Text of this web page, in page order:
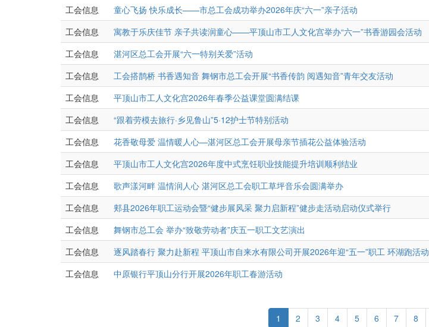
工会信息
童心飞扬 快乐成长——市总工会成功举办2026年庆“六一”亲子活动
工会信息
寓教于乐庆佳节 亲子共读润童心——平顶山市工人文化宫举办“六一”书香游园会活动
工会信息
湛河区总工会开展“六一特别关爱”活动
工会信息
工会搭鹊桥 书香遇知音 舞钢市总工会开展“书香传韵 阅遇知音”青年交友活动
工会信息
平顶山市工人文化宫2026年春季公益课堂圆满结课
工会信息
“跟着劳模去旅行·乡见鲁山”5·12护士节特别活动
工会信息
花香敬母爱 温情暖人心—湛河区总工会开展母亲节插花公益体验活动
工会信息
平顶山市工人文化宫2026年度中式烹饪职业技能提升培训顺利结业
工会信息
歌声漾河畔 温情润人心 湛河区总工会职工草坪音乐会圆满举办
工会信息
郏县2026年职工运动会暨“健步展风采 聚力启新程”健步走活动启动仪式举行
工会信息
舞钢市总工会 举办“致敬劳动者”庆五一职工文艺演出
工会信息
逐风踏春行 聚力赴新程 平顶山市自来水有限公司开展2026年迎“五一”职工 环湖跑活动
工会信息
中原银行平顶山分行开展2026年职工春游活动
当1 Page
2 Page
3 Page
4 Page
5 Page
6 Page
7 Page
8